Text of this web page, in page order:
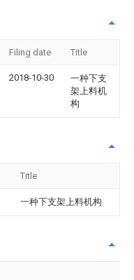
Filing date Title
2018-10-30
一种下支
架上料机
构
Title
一种下支架上料机构